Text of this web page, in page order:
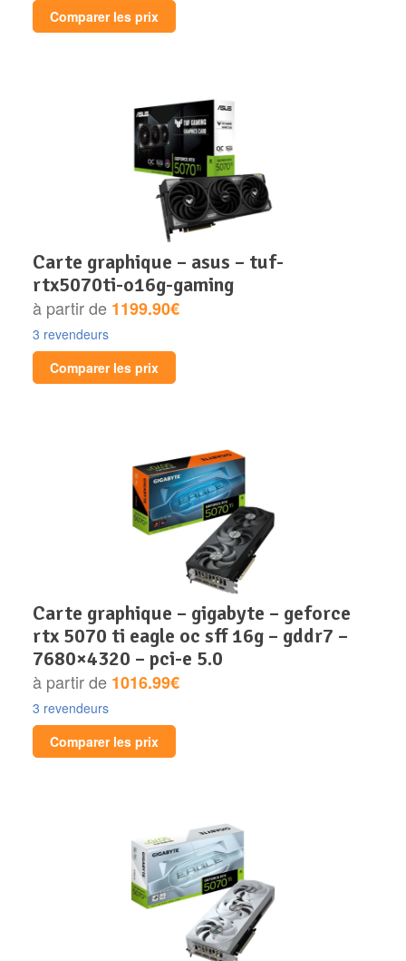
Comparer les prix
carte graphique – asus – tuf-
rtx5070ti-o16g-gaming
à partir de 1199.90€
3 revendeurs
Comparer les prix
carte graphique – gigabyte – geforce
rtx 5070 ti eagle oc sff 16g – gddr7 –
7680×4320 – pci-e 5.0
à partir de 1016.99€
3 revendeurs
Comparer les prix